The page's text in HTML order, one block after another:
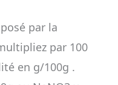
par la
par 100
en g/100g .